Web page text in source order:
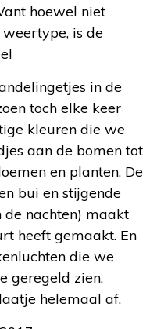
hoewel niet
is de
in de
toch elke keer
kleuren die we
aan de bomen tot
en planten. De
bui en stijgende
nachten) maakt
heeft gemaakt. En
die we
geregeld zien,
helemaal af.